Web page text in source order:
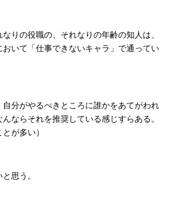
りの役職の、それなりの年齢の知人は、
おいて「仕事できないキャラ」で通ってい
分がやるべきところに誰かをあてがわれ
ならそれを推奨している感じすらある。
が多い）
思う。